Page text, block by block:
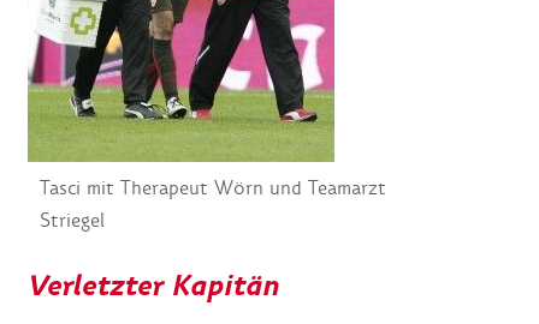
Tasci mit Therapeut Wörn und Teamarzt
Striegel
Verletzter Kapitän